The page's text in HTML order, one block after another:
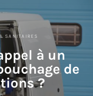
SANITAIRES
à un
de
?